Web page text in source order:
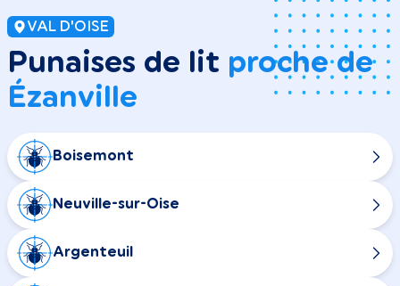
VAL D'OISE
Punaises de lit proche de
Ézanville
Boisemont
Neuville-sur-Oise
Argenteuil